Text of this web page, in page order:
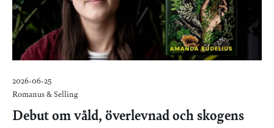
2026-06-25
Romanus & Selling
Debut om våld, överlevnad och skogens